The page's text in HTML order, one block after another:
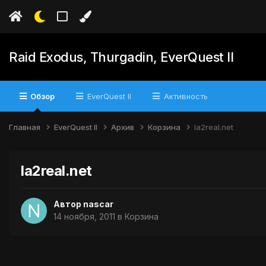
Raid Exodus, Thurgadin, EverQuest II
Обзор EverQuest II Активность
Главная EverQuest II Архив Корзина la2real.net
la2real.net
Автор nascar
14 ноября, 2011 в Корзина